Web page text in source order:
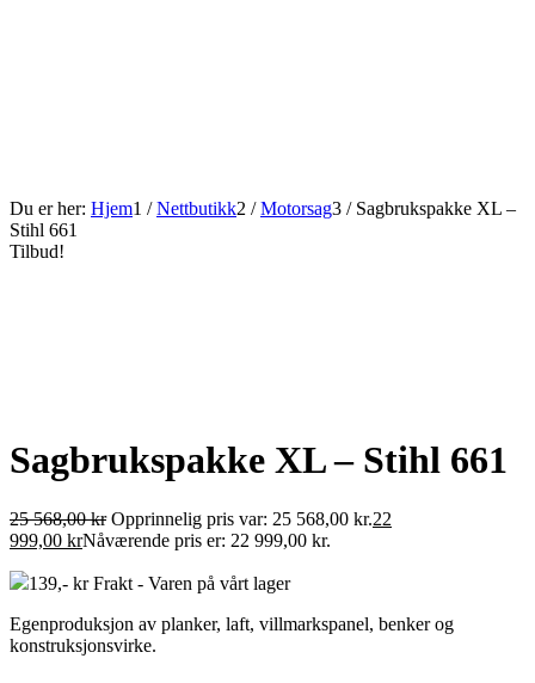
Du er her: Hjem1 / Nettbutikk2 / Motorsag3 / Sagbrukspakke XL –
Stihl 661
Tilbud!
Sagbrukspakke XL – Stihl 661
25 568,00kr Opprinnelig pris var: 25 568,00 kr.22
999,00 krNåværende pris er: 22 999,00 kr.
139,- kr Frakt - Varen på vårt lager
Egenproduksjon av planker, laft, villmarkspanel, benker og
konstruksjonsvirke.